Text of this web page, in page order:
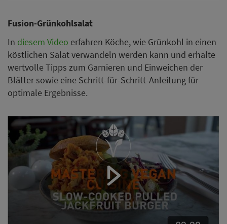
Fusion-Grünkohlsalat
In diesem Video erfahren Köche, wie Grünkohl in einen
köstlichen Salat verwandeln werden kann und erhalte
wertvolle Tipps zum Garnieren und Einweichen der
Blätter sowie eine Schritt-für-Schritt-Anleitung für
optimale Ergebnisse.